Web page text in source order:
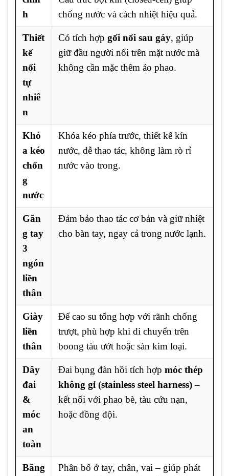
h
chống nước và cách nhiệt hiệu quả.
Thiết
kế
nổi
tự
nhiê
n
Có tích hợp gối nổi sau gáy, giúp
giữ đầu người nổi trên mặt nước mà
không cần mặc thêm áo phao.
Khó
a kéo
chốn
g
nước
Khóa kéo phía trước, thiết kế kín
nước, dễ thao tác, không làm rò rỉ
nước vào trong.
Găn
g tay
3
ngón
liền
thân
Đảm bảo thao tác cơ bản và giữ nhiệt
cho bàn tay, ngay cả trong nước lạnh.
Giày
liền
thân
Đế cao su tổng hợp với rãnh chống
trượt, phù hợp khi di chuyển trên
boong tàu ướt hoặc sàn kim loại.
Dây
đai
&
móc
an
toàn
Đai bụng đàn hồi tích hợp móc thép
không gỉ (stainless steel harness)–
kết nối với phao bè, tàu cứu nạn,
hoặc đồng đội.
Băng
Phân bố ở tay, chân, vai – giúp phát